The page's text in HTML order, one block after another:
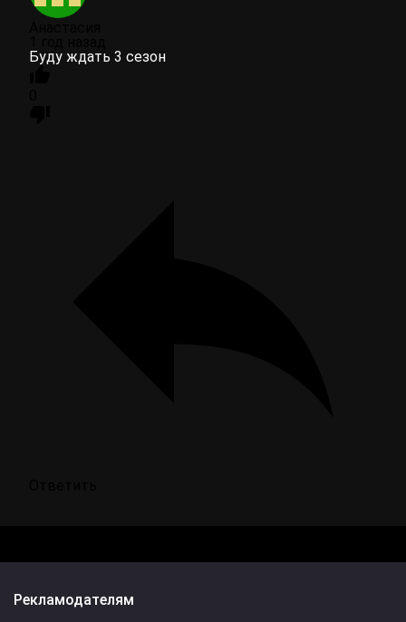
Буду ждать 3 сезон
Рекламодателям